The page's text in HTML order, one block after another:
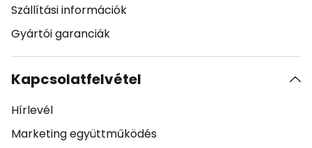
Szállítási információk
Gyártói garanciák
Kapcsolatfelvétel
Hírlevél
Marketing együttműködés